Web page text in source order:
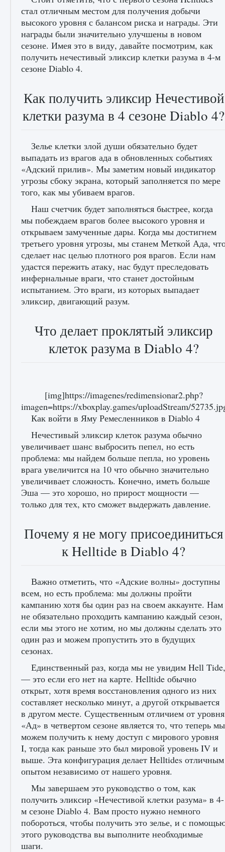
стал отличным местом для получения добычи
высокого уровня с балансом риска и награды. Эти
награды были значительно улучшены в новом
сезоне. Имея это в виду, давайте посмотрим, как
получить нечестивый эликсир клетки разума в 4-м
сезоне Diablo 4.
Как получить эликсир Нечестивой
клетки разума в 4 сезоне Diablo 4?
Зелье клетки злой души обязательно будет
выпадать из врагов ада в обновленных событиях
«Адский прилив». Мы заметим новый индикатор
угрозы сбоку экрана, который заполняется по мере
того, как мы убиваем врагов.
Наш счетчик будет заполняться быстрее, когда
мы побеждаем врагов более высокого уровня и
открываем замученные дары. Когда мы достигнем
третьего уровня угрозы, мы станем Меткой Ада,
сделает нас целью плотного роя врагов. Если нам
удастся пережить атаку, нас будут преследовать
инфернальные враги, что станет достойным
испытанием. Это враги, из которых выпадает
эликсир, двигающий разум.
Что делает проклятый эликсир
клеток разума в Diablo 4?
[img]https://imagenes/redimensionar2.php?
imagen=https://xboxplay.games/uploadStream/
Как войти в Яму Ремесленников в Diablo 4
Нечестивый эликсир клеток разума обычно
увеличивает шанс выбросить пепел, но есть
проблема: мы найдем больше пепла, но уровень
врага увеличится на 10 что обычно значительно
увеличивает сложность. Конечно, иметь больше
Эша — это хорошо, но прирост мощности —
только для тех, кто сможет выдержать давление.
Почему я не могу присоединиться
к Helltide в Diablo 4?
Важно отметить, что «Адские волны» доступны
всем, но есть проблема: мы должны пройти
кампанию хотя бы один раз на своем аккаунте. Нам
не обязательно проходить кампанию каждый сезон,
если мы этого не хотим, но мы должны сделать это
один раз и можем пропустить это в будущих
сезонах.
Единственный раз, когда мы не увидим Hell Tide,
— это если его нет на карте. Helltide обычно
открыт, хотя время восстановления одного из них
составляет несколько минут, а другой открывается
в другом месте. Существенным отличием от уровня
«Ад» в четвертом сезоне является то, что теперь мы
можем получить к нему доступ с мирового уровня
I, тогда как раньше это был мировой уровень IV и
выше. Эта конфигурация делает Helltides отличным
опытом независимо от нашего уровня.
Мы завершаем это руководство о том, как
получить эликсир «Нечестивой клетки разума» в 4-
м сезоне Diablo 4. Вам просто нужно немного
побороться, чтобы получить это зелье, и с
этого руководства вы выполните необходимые
шаги.